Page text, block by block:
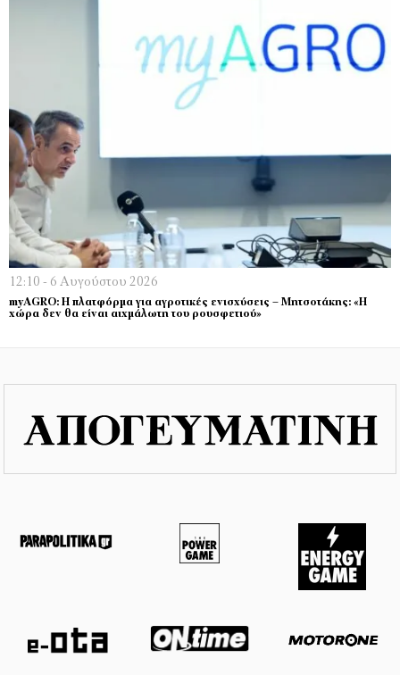
12:10 - 6 Αυγούστου 2026
myAGRO: Η πλατφόρμα για αγροτικές ενισχύσεις – Μητσοτάκης: «Η
χώρα δεν θα είναι αιχμάλωτη του ρουσφετιού»